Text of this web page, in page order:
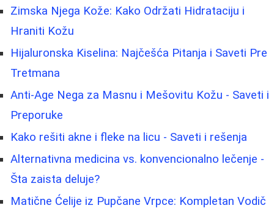
Zimska Njega Kože: Kako Održati Hidrataciju i
Hraniti Kožu
Hijaluronska Kiselina: Najčešća Pitanja i Saveti Pre
Tretmana
Anti-Age Nega za Masnu i Mešovitu Kožu - Saveti i
Preporuke
Kako rešiti akne i fleke na licu - Saveti i rešenja
Alternativna medicina vs. konvencionalno lečenje -
Šta zaista deluje?
Matične Ćelije iz Pupčane Vrpce: Kompletan Vodič